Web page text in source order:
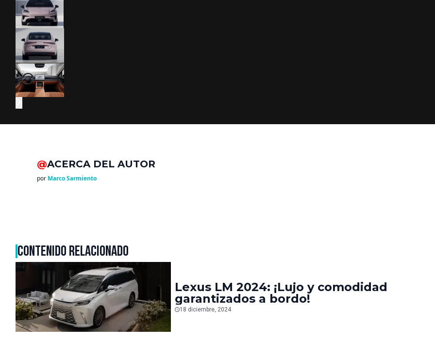
@ACERCA DEL AUTOR
por Marco Sarmiento
CONTENIDO RELACIONADO
Lexus LM 2024: ¡Lujo y comodidad
garantizados a bordo!
18 diciembre, 2024